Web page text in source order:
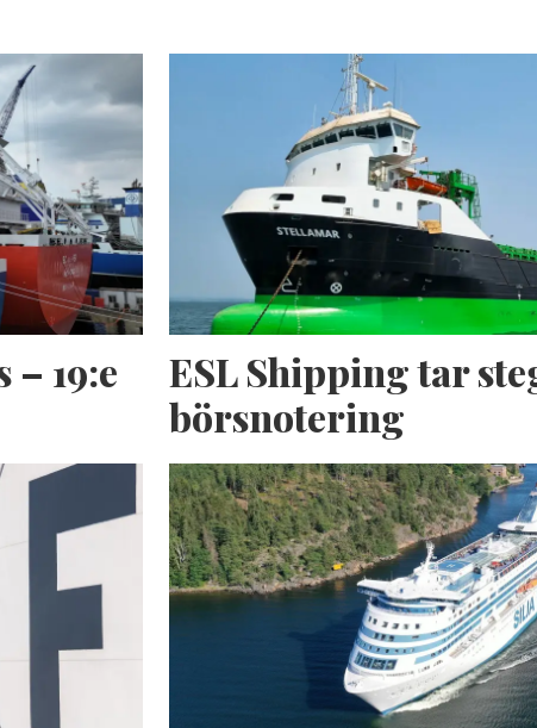
19:e
ESL Shipping tar
börsnotering